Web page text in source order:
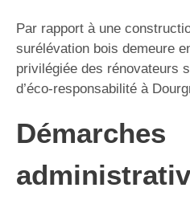
Par rapport à une
surélévation bois demeure
privilégiée des rénovateurs
d’éco-responsabilité à
Démarches